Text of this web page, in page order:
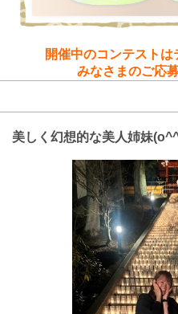
開催中のコンテスト
みなさまのご応
美しく幻想的な美人姉妹